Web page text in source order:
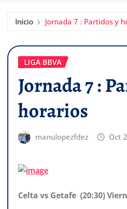
Inicio Jornada 7 : Partidos y
LIGA BBVA
Jornada 7 :
horarios
manulopezfdez Oct
Celta vs Getafe (20:30)